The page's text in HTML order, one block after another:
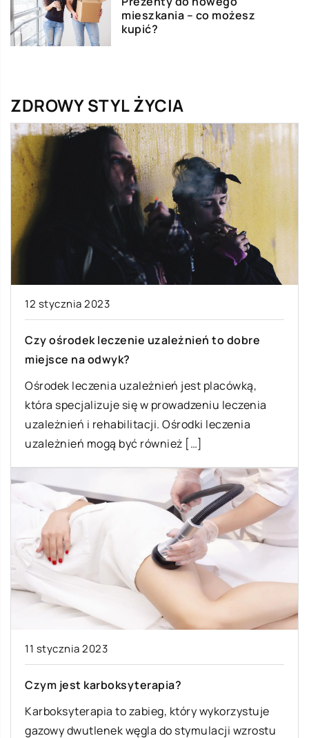
mieszkania – co możesz
kupić?
ZDROWY STYL ŻYCIA
12 stycznia 2023
Czy ośrodek leczenie uzależnień to dobre
miejsce na odwyk?
Ośrodek leczenia uzależnień jest placówką,
która specjalizuje się w prowadzeniu leczenia
uzależnień i rehabilitacji. Ośrodki leczenia
uzależnień mogą być również […]
11 stycznia 2023
Czym jest karboksyterapia?
Karboksyterapia to zabieg, który wykorzystuje
gazowy dwutlenek węgla do stymulacji wzrostu